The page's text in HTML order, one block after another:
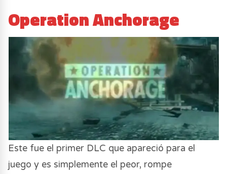
Operation Anchorage
Este fue el primer DLC que apareció para el
juego y es simplemente el peor, rompe